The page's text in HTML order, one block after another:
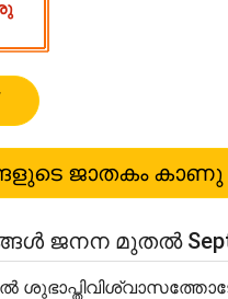
ജനന മുതൽ